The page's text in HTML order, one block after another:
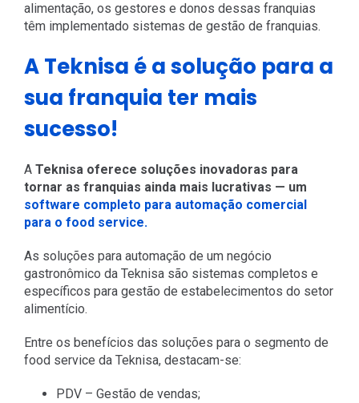
alimentação, os gestores e donos dessas franquias
têm implementado sistemas de gestão de franquias.
A Teknisa é a solução para a
sua franquia ter mais
sucesso!
A Teknisa oferece soluções inovadoras para
tornar as franquias ainda mais lucrativas — um
software completo para automação comercial
para o food service.
As soluções para automação de um negócio
gastronômico da Teknisa são sistemas completos e
específicos para gestão de estabelecimentos do setor
alimentício.
Entre os benefícios das soluções para o segmento de
food service da Teknisa, destacam-se:
PDV – Gestão de vendas;